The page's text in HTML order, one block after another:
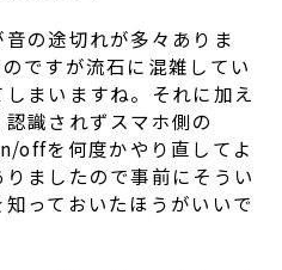
の途切れが多々ありま
ですが流石に混雑してい
まいますね。それに加え
識されずスマホ側の
を何度かやり直してよ
ましたので事前にそうい
っておいたほうがいいで